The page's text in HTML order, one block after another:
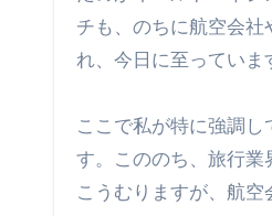
チも、のちに航空会
れ、今日に至っていま
ここで私が特に強調
す。こののち、旅行
こうむりますが、航